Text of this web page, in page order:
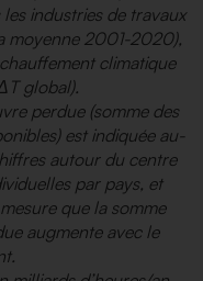
industries de travaux
moyenne 2001-2020),
climatique
global).
perdue (somme des
est indiquée au-
autour du centre
par pays, et
que la somme
augmente avec le